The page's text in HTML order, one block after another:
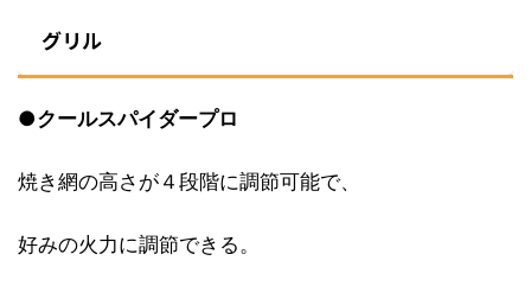
グリル
●クールスパイダープロ
焼き網の高さが４段階に調節可能で、
好みの火力に調節できる。